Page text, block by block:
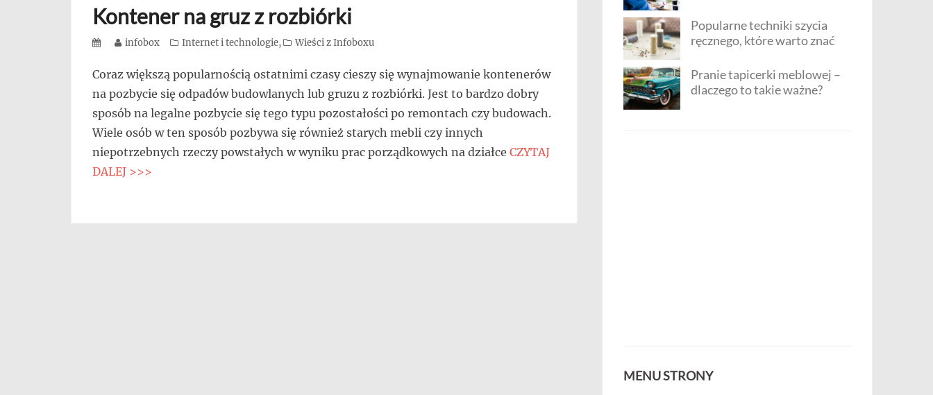
blogu
przedstawiamy
przedsiębiorców,
rozwijając
innych
przedsiębiorczości
Kontener na gruz z rozbiórki
PostedAuthor
infobox Categories
Internet i technologie, Wieści z Infoboxu
Coraz większą popularnością ostatnimi czasy cieszy się wynajmowanie kontenerów
na pozbycie się odpadów budowlanych lub gruzu z rozbiórki. Jest to bardzo dobry
sposób na legalne pozbycie się tego typu pozostałości po remontach czy budowach.
Wiele osób w ten sposób pozbywa się również starych mebli czy innych
niepotrzebnych rzeczy powstałych w wyniku prac porządkowych na działce CZYTAJ
DALEJ >>>
Popularne techniki szycia
ręcznego, które warto znać
Pranie tapicerki meblowej –
dlaczego to takie ważne?
MENU STRONY